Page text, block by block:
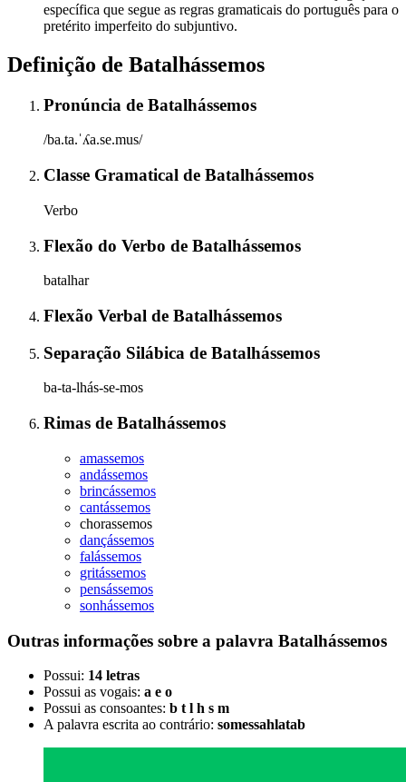
específica que segue as regras gramaticais do português para o
pretérito imperfeito do subjuntivo.
Definição de Batalhássemos
Pronúncia de Batalhássemos
/ba.ta.ˈʎa.se.mus/
Classe Gramatical de Batalhássemos
Verbo
Flexão do Verbo de Batalhássemos
batalhar
Flexão Verbal de Batalhássemos
Separação Silábica de Batalhássemos
ba-ta-lhás-se-mos
Rimas de Batalhássemos
amassemos
andássemos
brincássemos
cantássemos
chorassemos
dançássemos
falássemos
gritássemos
pensássemos
sonhássemos
Outras informações sobre a palavra Batalhássemos
Possui: 14 letras
Possui as vogais: a e o
Possui as consoantes: b t l h s m
A palavra escrita ao contrário: somessahlatab